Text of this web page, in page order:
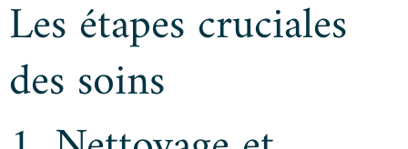
Les étapes cruciales
des soins